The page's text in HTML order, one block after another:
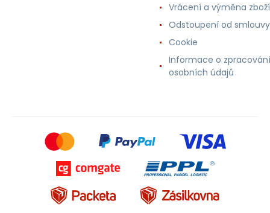
Vrácení a výměna zboží
Odstoupení od smlouvy
Cookie
Informace o zpracování
osobních údajů